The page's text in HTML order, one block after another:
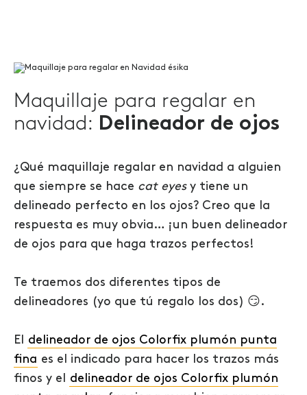
Maquillaje para regalar en
navidad: Delineador de ojos
¿Qué maquillaje regalar en navidad a alguien
que siempre se hace cat eyes y tiene un
delineado perfecto en los ojos? Creo que la
respuesta es muy obvia… ¡un buen delineador
de ojos para que haga trazos perfectos!
Te traemos dos diferentes tipos de
delineadores (yo que tú regalo los dos) 😏.
El delineador de ojos Colorfix plumón punta
fina es el indicado para hacer los trazos más
finos y el delineador de ojos Colorfix plumón